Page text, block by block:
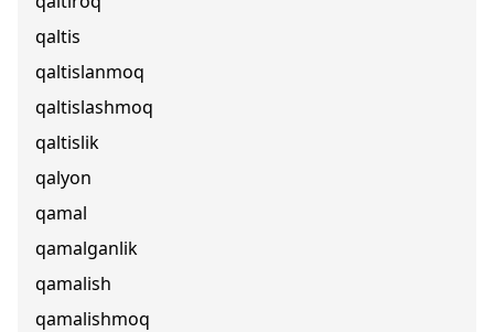
qaltis
qaltislanmoq
qaltislashmoq
qaltislik
qalyon
qamal
qamalganlik
qamalish
qamalishmoq